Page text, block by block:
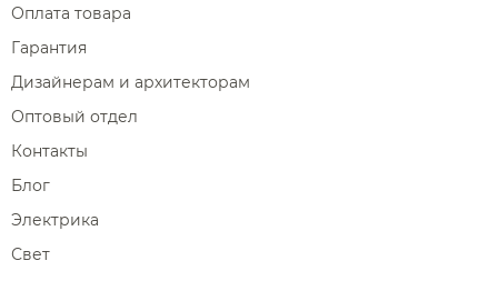
Оплата товара
Гарантия
Дизайнерам и архитекторам
Оптовый отдел
Контакты
Блог
Электрика
Свет